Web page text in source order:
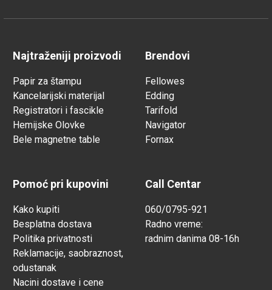
Najtraženiji proizvodi
Papir za štampu
Kancelarijski materijal
Registratori i fascikle
Hemijske Olovke
Bele magnetne table
Brendovi
Fellowes
Edding
Tarifold
Navigator
Fornax
Pomoć pri kupovini
Kako kupiti
Besplatna dostava
Politika privatnosti
Reklamacije, saobraznost,
odustanak
Nacini dostave i cene
Call Centar
060/0795-921
Radno vreme:
radnim danima 08-16h